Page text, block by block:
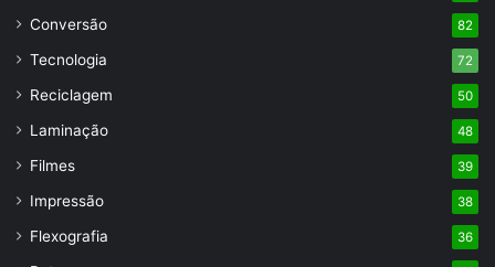
Conversão 82
Tecnologia 72
Reciclagem 50
Laminação 48
Filmes 39
Impressão 38
Flexografia 36